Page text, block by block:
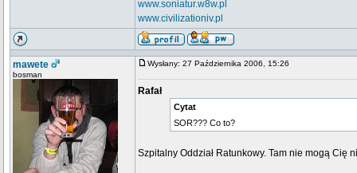
www.soniatur.w8w.pl
www.civilizationiv.pl
mawete
bosman
Wysłany: 27 Października 2006, 15:26
Rafał
Cytat
SOR??? Co to?
Szpitalny Oddział Ratunkowy. Tam nie mogą Cię